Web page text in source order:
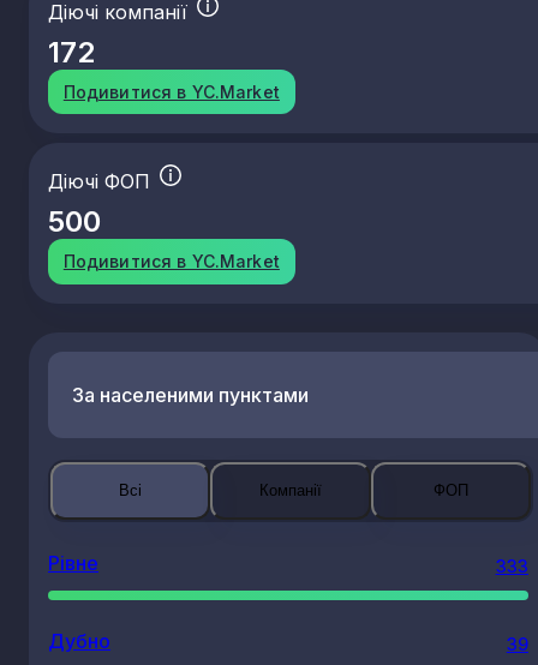
Діючі компанії
172
Подивитися в YC.Market
Діючі ФОП
500
Подивитися в YC.Market
За населеними пунктами
Всі Компанії ФОП
Рівне 333
Дубно 39
46.41 Оптова торгівля текстильними товарами
46.42